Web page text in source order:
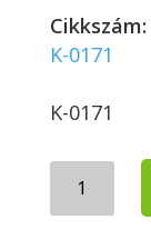
Cikkszám:
K-0171
K-0171
11,4*25,5